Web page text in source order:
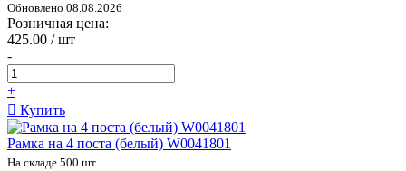
Обновлено 08.08.2026
Розничная цена:
425.00 / шт
-
+
Купить
Рамка на 4 поста (белый) W0041801
На складе 500 шт